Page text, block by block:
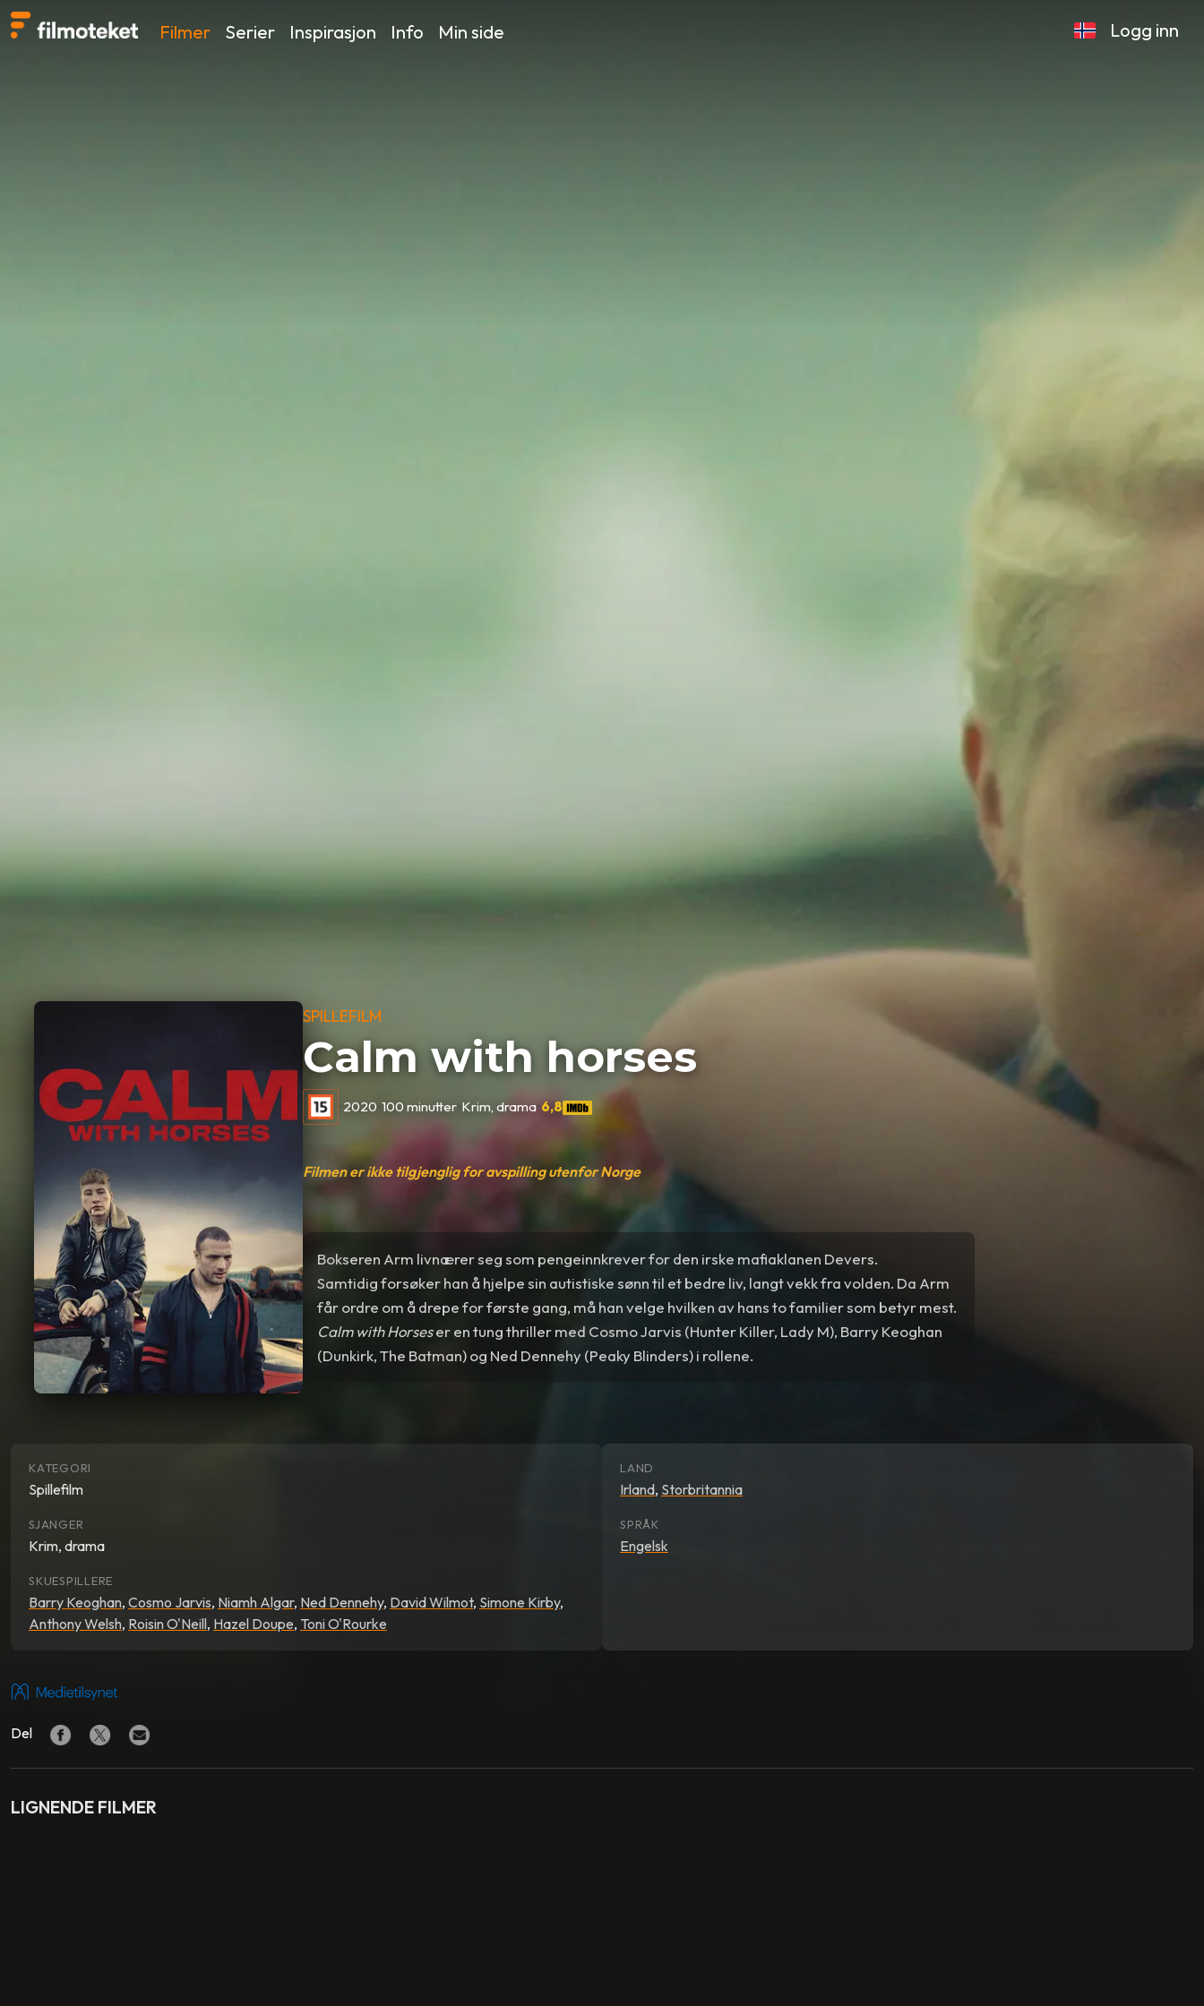
Filmer Serier Inspirasjon Info Min side Logg inn
SPILLEFILM
Calm with horses
2020 •100 minutter•Krim, drama•6,8
Filmen er ikke tilgjenglig for avspilling utenfor Norge
Bokseren Arm livnærer seg som pengeinnkrever for den irske mafiaklanen Devers.
Samtidig forsøker han å hjelpe sin autistiske sønn til et bedre liv, langt vekk fra volden. Da Arm
får ordre om å drepe for første gang, må han velge hvilken av hans to familier som betyr mest.
Calm with Horseser en tung thriller med Cosmo Jarvis (Hunter Killer, Lady M), Barry Keoghan
(Dunkirk, The Batman) og Ned Dennehy (Peaky Blinders) i rollene.
KATEGORI
Spillefilm
SJANGER
Krim, drama
SKUESPILLERE
Barry Keoghan, Cosmo Jarvis, Niamh Algar, Ned Dennehy, David Wilmot, Simone Kirby,
Anthony Welsh, Roisin O'Neill, Hazel Doupe, Toni O'Rourke
LAND
Irland, Storbritannia
SPRÅK
Engelsk
Del
LIGNENDE FILMER